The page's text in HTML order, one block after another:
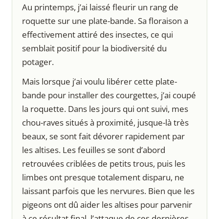
Au printemps, j’ai laissé fleurir un rang de
roquette sur une plate-bande. Sa floraison a
effectivement attiré des insectes, ce qui
semblait positif pour la biodiversité du
potager.
Mais lorsque j’ai voulu libérer cette plate-
bande pour installer des courgettes, j’ai coupé
la roquette. Dans les jours qui ont suivi, mes
chou-raves situés à proximité, jusque-là très
beaux, se sont fait dévorer rapidement par
les altises. Les feuilles se sont d’abord
retrouvées criblées de petits trous, puis les
limbes ont presque totalement disparu, ne
laissant parfois que les nervures. Bien que les
pigeons ont dû aider les altises pour parvenir